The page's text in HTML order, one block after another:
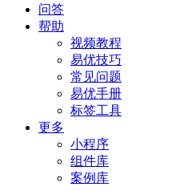
问答
帮助
视频教程
易优技巧
常见问题
易优手册
标签工具
更多
小程序
组件库
案例库